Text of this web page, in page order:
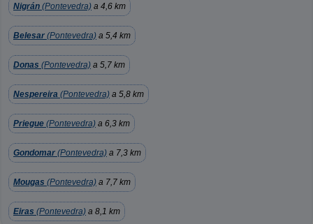
Nigrán (Pontevedra) a 4,6 km
Belesar (Pontevedra) a 5,4 km
Donas (Pontevedra) a 5,7 km
Nespereira (Pontevedra) a 5,8 km
Priegue (Pontevedra) a 6,3 km
Gondomar (Pontevedra) a 7,3 km
Mougas (Pontevedra) a 7,7 km
Eiras (Pontevedra) a 8,1 km